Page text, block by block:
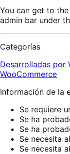
You can get to
admin bar under
Categorías
Desarrolladas por
WooCommerce
Información de la
Se requiere
Se ha
Se ha
Se necesita
Se necesita